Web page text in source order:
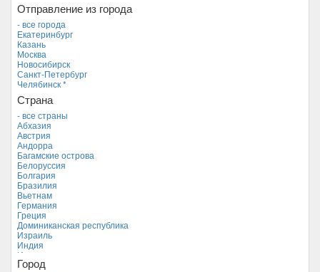
Отправление из города
- все города
Екатеринбург
Казань
Москва
Новосибирск
Санкт-Петербург
Челябинск *
Страна
- все страны
Абхазия
Австрия
Андорра
Багамские острова
Белоруссия
Болгария
Бразилия
Вьетнам
Германия
Греция
Доминиканская республика
Израиль
Индия
Индонезия
Иордания
Город